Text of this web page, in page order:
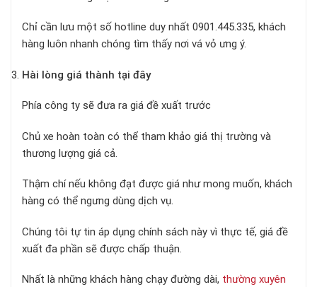
Chỉ cần lưu một số hotline duy nhất 0901.445.335, khách
hàng luôn nhanh chóng tìm thấy nơi vá vỏ ưng ý.
Hài lòng giá thành tại đây
Phía công ty sẽ đưa ra giá đề xuất trước
Chủ xe hoàn toàn có thể tham khảo giá thị trường và
thương lượng giá cả.
Thậm chí nếu không đạt được giá như mong muốn, khách
hàng có thể ngưng dùng dịch vụ.
Chúng tôi tự tin áp dụng chính sách này vì thực tế, giá đề
xuất đa phần sẽ được chấp thuận.
Nhất là những khách hàng chạy đường dài, thường xuyên